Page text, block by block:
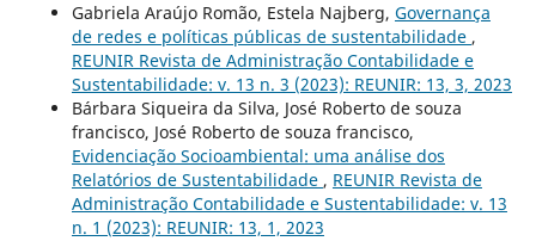
Gabriela Araújo Romão, Estela Najberg, Governança
de redes e políticas públicas de sustentabilidade ,
REUNIR Revista de Administração Contabilidade e
Sustentabilidade: v. 13 n. 3 (2023): REUNIR: 13, 3, 2023
Bárbara Siqueira da Silva, José Roberto de souza
francisco, José Roberto de souza francisco,
Evidenciação Socioambiental: uma análise dos
Relatórios de Sustentabilidade , REUNIR Revista de
Administração Contabilidade e Sustentabilidade: v. 13
n. 1 (2023): REUNIR: 13, 1, 2023